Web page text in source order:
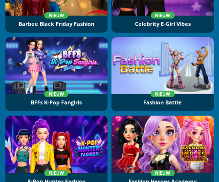
NIEUW
Barbee Black Friday Fashion
NIEUW
Celebrity E-Girl Vibes
NIEUW
BFFs K-Pop Fangirls
NIEUW
Fashion Battle
NIEUW NIEUW